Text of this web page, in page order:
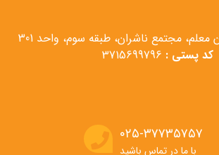
معلم، مجتمع ناشران، طبقه سوم، واحد 301
کد پستی :
۰۲۵-۳۷۷۳۵۷۵۷
با ما در تماس باشید